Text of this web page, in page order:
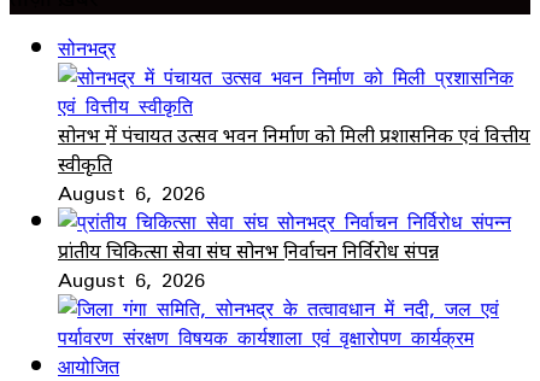
सोनभद्र
सोनभद्र में पंचायत उत्सव भवन निर्माण को मिली प्रशासनिक एवं वित्तीय
स्वीकृति
August 6, 2026
प्रांतीय चिकित्सा सेवा संघ सोनभद्र निर्वाचन निर्विरोध संपन्न
August 6, 2026